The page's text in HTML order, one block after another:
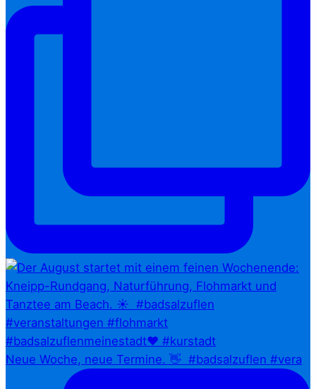
Neue Woche, neue Termine. 👋⁠ ⁠ #badsalzuflen #vera